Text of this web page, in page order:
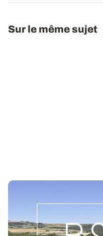
Sur le même sujet
Aujourd'hui, le BSV